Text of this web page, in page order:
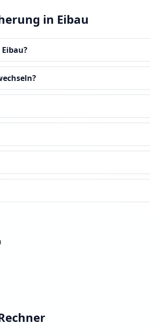
in Eibau